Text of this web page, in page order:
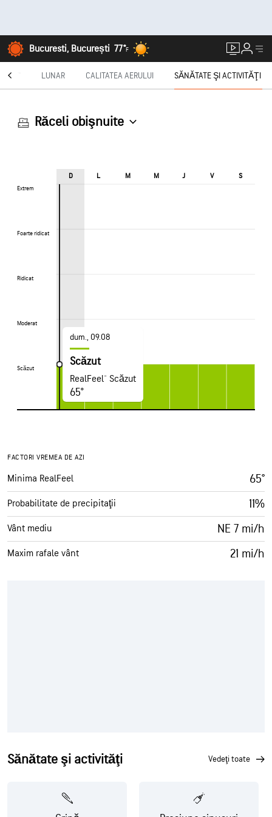
Bucuresti, București 77°F
LUNAR CALITATEA AERULUI SĂNĂTATE ŞI ACTIVITĂŢI
Răceli obişnuite
Extrem
Foarte ridicat
Ridicat
Moderat
Scăzut
D L M M J V S
Extrem
Foarte ridicat
Ridicat
Moderat
Scăzut
dum., 09.08
Scăzut
RealFeel® Scăzut
65°
FACTORI VREMEA DE AZI
Minima RealFeel 65°
Probabilitate de precipitaţii 11%
Vânt mediu NE 7 mi/h
Maxim rafale vânt 21 mi/h
Sănătate şi activităţi vedeţi toate